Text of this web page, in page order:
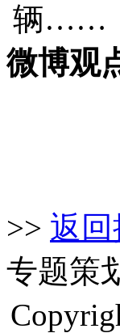
辆……
微博观
>> 返
专题策